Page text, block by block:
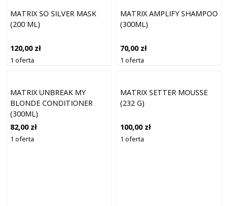
MATRIX SO SILVER MASK
(200 ML)
120,00 zł
1 oferta
MATRIX AMPLIFY SHAMPOO
(300ML)
70,00 zł
1 oferta
MATRIX UNBREAK MY
BLONDE CONDITIONER
(300ML)
82,00 zł
1 oferta
MATRIX SETTER MOUSSE
(232 G)
100,00 zł
1 oferta